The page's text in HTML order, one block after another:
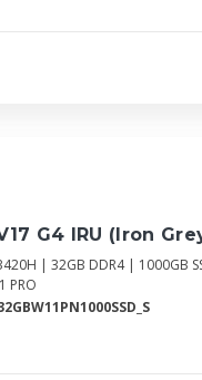
G4 IRU (Iron
| 32GB DDR4 | 1000GB
PRO